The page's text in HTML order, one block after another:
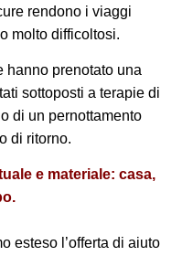
rendono i viaggi
molto difficoltosi.
hanno prenotato una
sottoposti a terapie di
di un pernottamento
di ritorno.
e materiale: casa,
esteso l’offerta di aiuto